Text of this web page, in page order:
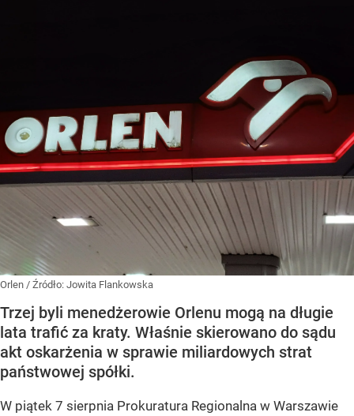
Orlen / Źródło: Jowita Flankowska
Trzej byli menedżerowie Orlenu mogą na długie
lata trafić za kraty. Właśnie skierowano do sądu
akt oskarżenia w sprawie miliardowych strat
państwowej spółki.
W piątek 7 sierpnia Prokuratura Regionalna w Warszawie